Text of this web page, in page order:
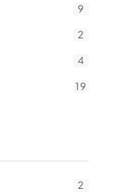
9
2
4
19
2